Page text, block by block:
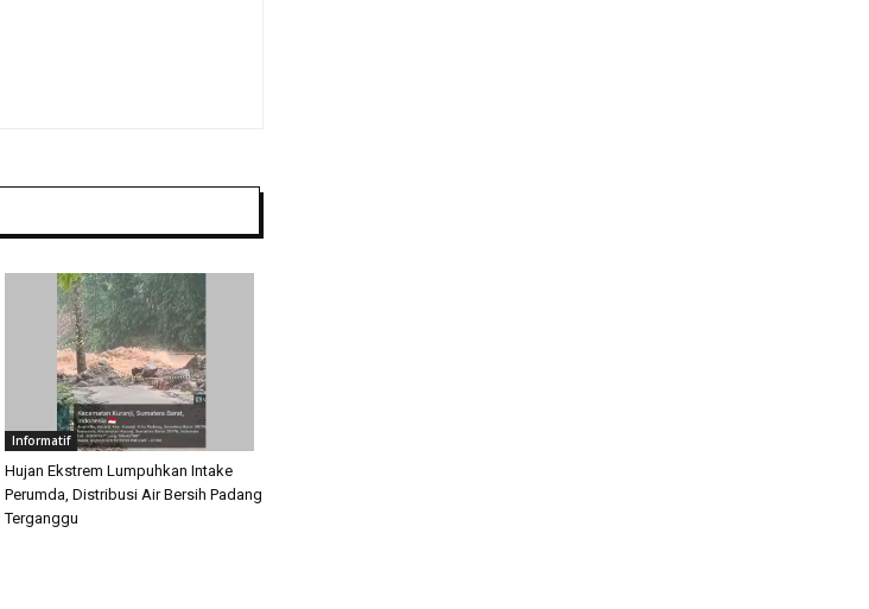
Informatif
Hujan Ekstrem Lumpuhkan Intake
Perumda, Distribusi Air Bersih Padang
Terganggu